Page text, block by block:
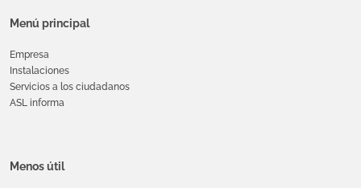
Menú principal
Empresa
Instalaciones
Servicios a los ciudadanos
ASL informa
Menos útil